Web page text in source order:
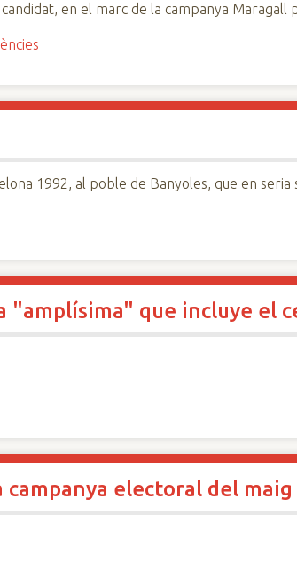
en el marc de la campanya Maragall
1992, al poble de Banyoles, que en seria
"amplísima" que incluye el
electoral del